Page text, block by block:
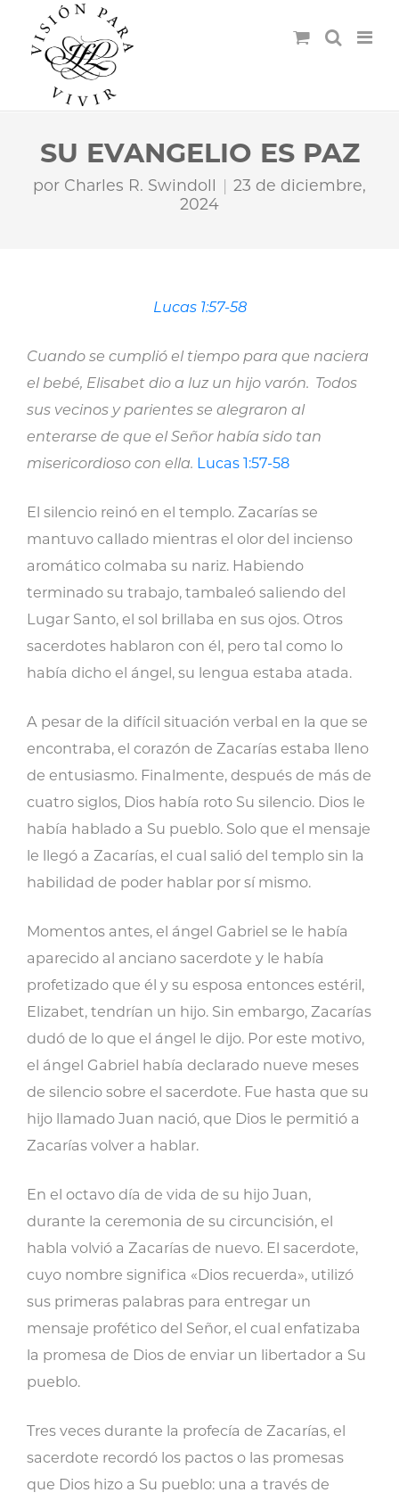
SU EVANGELIO ES PAZ
por Charles R. Swindoll
23 de diciembre,
2024
Lucas 1:57-58
Cuando se cumplió el tiempo para que naciera
el bebé, Elisabet dio a luz un hijo varón. Todos
sus vecinos y parientes se alegraron al
enterarse de que el Señor había sido tan
misericordioso con ella. Lucas 1:57-58
El silencio reinó en el templo. Zacarías se
mantuvo callado mientras el olor del incienso
aromático colmaba su nariz. Habiendo
terminado su trabajo, tambaleó saliendo del
Lugar Santo, el sol brillaba en sus ojos. Otros
sacerdotes hablaron con él, pero tal como lo
había dicho el ángel, su lengua estaba atada.
A pesar de la difícil situación verbal en la que se
encontraba, el corazón de Zacarías estaba lleno
de entusiasmo. Finalmente, después de más de
cuatro siglos, Dios había roto Su silencio. Dios le
había hablado a Su pueblo. Solo que el mensaje
le llegó a Zacarías, el cual salió del templo sin la
habilidad de poder hablar por sí mismo.
Momentos antes, el ángel Gabriel se le había
aparecido al anciano sacerdote y le había
profetizado que él y su esposa entonces estéril,
Elizabet, tendrían un hijo. Sin embargo, Zacarías
dudó de lo que el ángel le dijo. Por este motivo,
el ángel Gabriel había declarado nueve meses
de silencio sobre el sacerdote. Fue hasta que su
hijo llamado Juan nació, que Dios le permitió a
Zacarías volver a hablar.
En el octavo día de vida de su hijo Juan,
durante la ceremonia de su circuncisión, el
habla volvió a Zacarías de nuevo. El sacerdote,
cuyo nombre significa «Dios recuerda», utilizó
sus primeras palabras para entregar un
mensaje profético del Señor, el cual enfatizaba
la promesa de Dios de enviar un libertador a Su
pueblo.
Tres veces durante la profecía de Zacarías, el
sacerdote recordó los pactos o las promesas
que Dios hizo a Su pueblo: una a través de